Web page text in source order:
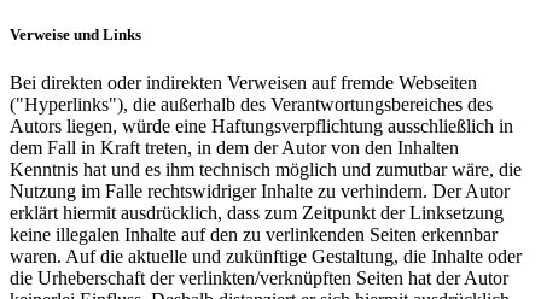
Verweise und Links
Bei direkten oder indirekten Verweisen auf fremde Webseiten
("Hyperlinks"), die außerhalb des Verantwortungsbereiches des
Autors liegen, würde eine Haftungsverpflichtung ausschließlich in
dem Fall in Kraft treten, in dem der Autor von den Inhalten
Kenntnis hat und es ihm technisch möglich und zumutbar wäre, die
Nutzung im Falle rechtswidriger Inhalte zu verhindern. Der Autor
erklärt hiermit ausdrücklich, dass zum Zeitpunkt der Linksetzung
keine illegalen Inhalte auf den zu verlinkenden Seiten erkennbar
waren. Auf die aktuelle und zukünftige Gestaltung, die Inhalte oder
die Urheberschaft der verlinkten/verknüpften Seiten hat der Autor